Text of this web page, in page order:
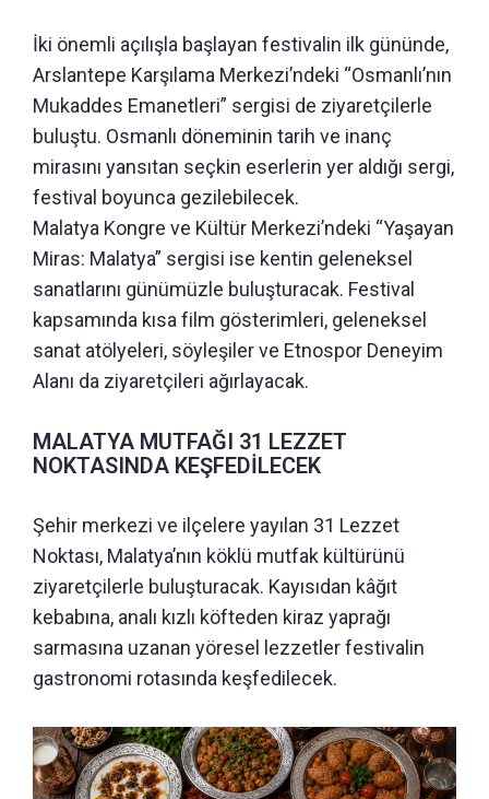
İki önemli açılışla başlayan festivalin ilk gününde,
Arslantepe Karşılama Merkezi’ndeki “Osmanlı’nın
Mukaddes Emanetleri” sergisi de ziyaretçilerle
buluştu. Osmanlı döneminin tarih ve inanç
mirasını yansıtan seçkin eserlerin yer aldığı sergi,
festival boyunca gezilebilecek.
Malatya Kongre ve Kültür Merkezi’ndeki “Yaşayan
Miras: Malatya” sergisi ise kentin geleneksel
sanatlarını günümüzle buluşturacak. Festival
kapsamında kısa film gösterimleri, geleneksel
sanat atölyeleri, söyleşiler ve Etnospor Deneyim
Alanı da ziyaretçileri ağırlayacak.
MALATYA MUTFAĞI 31 LEZZET
NOKTASINDA KEŞFEDİLECEK
Şehir merkezi ve ilçelere yayılan 31 Lezzet
Noktası, Malatya’nın köklü mutfak kültürünü
ziyaretçilerle buluşturacak. Kayısıdan kâğıt
kebabına, analı kızlı köfteden kiraz yaprağı
sarmasına uzanan yöresel lezzetler festivalin
gastronomi rotasında keşfedilecek.